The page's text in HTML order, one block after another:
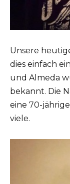
Unsere
dies einfach
und Almeda
bekannt. Die
eine 70-
viele.